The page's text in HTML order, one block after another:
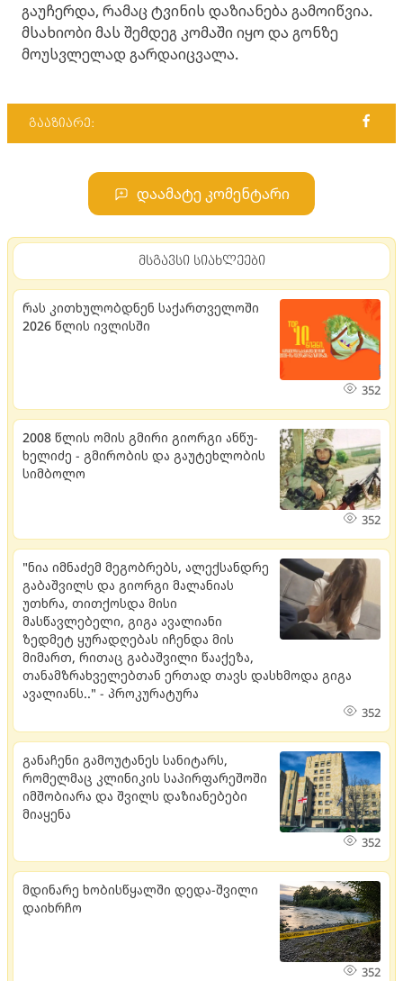
გაუჩერდა, რამაც ტვინის დაზიანება გამოიწვია.
მსახიობი მას შემდეგ კომაში იყო და გონზე
მოუსვლელად გარდაიცვალა.
გააზიარე:
დაამატე კომენტარი
მსგავსი სიახლეები
რას კითხულობდნენ საქართველოში
2026 წლის ივლისში
352
2008 წლის ომის გმირი გი­ორ­გი ან­წუ­
ხე­ლი­ძე - გმი­რო­ბის და გა­უ­ტეხ­ლო­ბის
სიმ­ბო­ლო
352
"ნია იმნაძემ მეგობრებს, ალექსანდრე
გაბაშვილს და გიორგი მალანიას
უთხრა, თითქოსდა მისი
მასწავლებელი, გიგა ავალიანი
ზედმეტ ყურადღებას იჩენდა მის
მიმართ, რითაც გაბაშვილი წააქეზა,
თანამზრახველებთან ერთად თავს დასხმოდა გიგა
ავალიანს.." - პროკურატურა
352
განაჩენი გამოუტანეს სანიტარს,
რომელმაც კლინიკის საპირფარეშოში
იმშობიარა და შვილს დაზიანებები
მიაყენა
352
მდი­ნა­რე ხო­ბის­წყალ­ში დედა-შვი­ლი
და­იხ­რჩო
352